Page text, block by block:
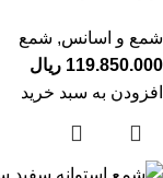
شمع و اسانس, شمع
119.850.000 ریال
افزودن به سبد خرید